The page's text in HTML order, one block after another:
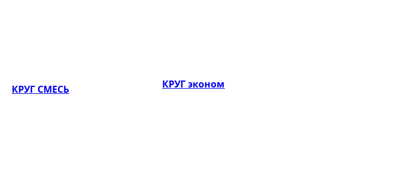
КРУГ СМЕСЬ КРУГ эконом